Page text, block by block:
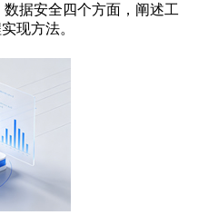
据安全四个方面，阐述工
现方法。